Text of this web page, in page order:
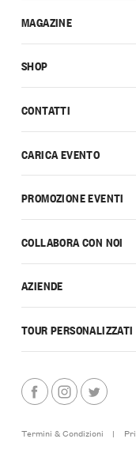
CONTATTI
CARICA EVENTO
PROMOZIONE EVENTI
COLLABORA CON NOI
AZIENDE
TOUR PERSONALIZZATI
MAGAZINE
SHOP
Termini & Condizioni |